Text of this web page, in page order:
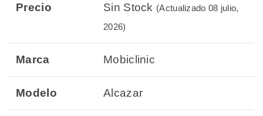
Precio Sin Stock (Actualizado 08 julio,
2026)
Marca Mobiclinic
Modelo Alcazar